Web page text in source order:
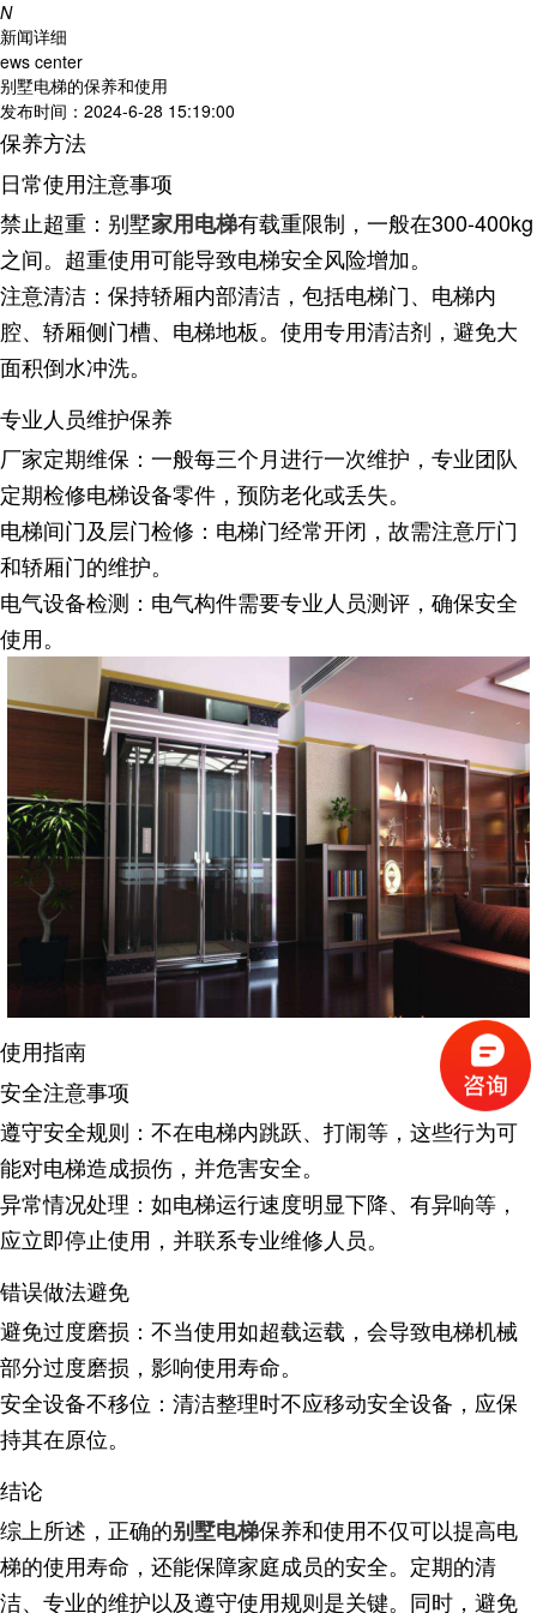
N
新闻详细
ews center
别墅电梯的保养和使用
发布时间：2024-6-28 15:19:00
保养方法
日常使用注意事项
禁止超重 ：别墅家用电梯有载重限制，一般在300-400kg
之间。超重使用可能导致电梯安全风险增加。
注意清洁 ：保持轿厢内部清洁，包括电梯门、电梯内
腔、轿厢侧门槽、电梯地板。使用专用清洁剂，避免大
面积倒水冲洗。
专业人员维护保养
厂家定期维保 ：一般每三个月进行一次维护，专业团队
定期检修电梯设备零件，预防老化或丢失。
电梯间门及层门检修 ：电梯门经常开闭，故需注意厅门
和轿厢门的维护。
电气设备检测 ：电气构件需要专业人员测评，确保安全
使用。
使用指南
安全注意事项
遵守安全规则 ：不在电梯内跳跃、打闹等，这些行为可
能对电梯造成损伤，并危害安全。
异常情况处理 ：如电梯运行速度明显下降、有异响等，
应立即停止使用，并联系专业维修人员。
错误做法避免
避免过度磨损 ：不当使用如超载运载，会导致电梯机械
部分过度磨损，影响使用寿命。
安全设备不移位 ：清洁整理时不应移动安全设备，应保
持其在原位。
结论
综上所述，正确的别墅电梯保养和使用不仅可以提高电
梯的使用寿命，还能保障家庭成员的安全。定期的清
洁、专业的维护以及遵守使用规则是关键。同时，避免